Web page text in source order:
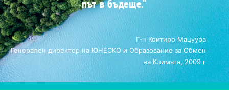
път в бъдеще.“
Г-н Коитиро Мацуура
Генерален директор на ЮНЕСКО и Образование за Обмен
на Климата, 2009 г